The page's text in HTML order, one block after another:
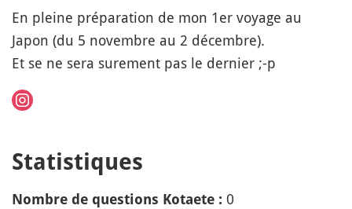
En pleine préparation de mon 1er voyage au
Japon (du 5 novembre au 2 décembre).
Et se ne sera surement pas le dernier ;-p
Statistiques
Nombre de questions Kotaete : 0